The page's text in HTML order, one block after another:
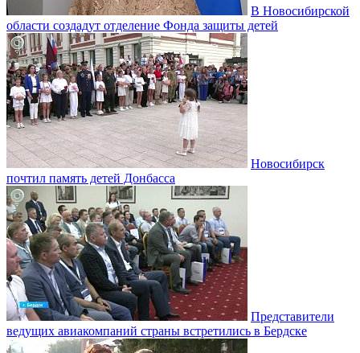
В Новосибирской
области создадут отделение Фонда защиты детей
Новосибирск
почтил память детей Донбасса
Представители
ведущих авиакомпаний страны встретились в Бердске